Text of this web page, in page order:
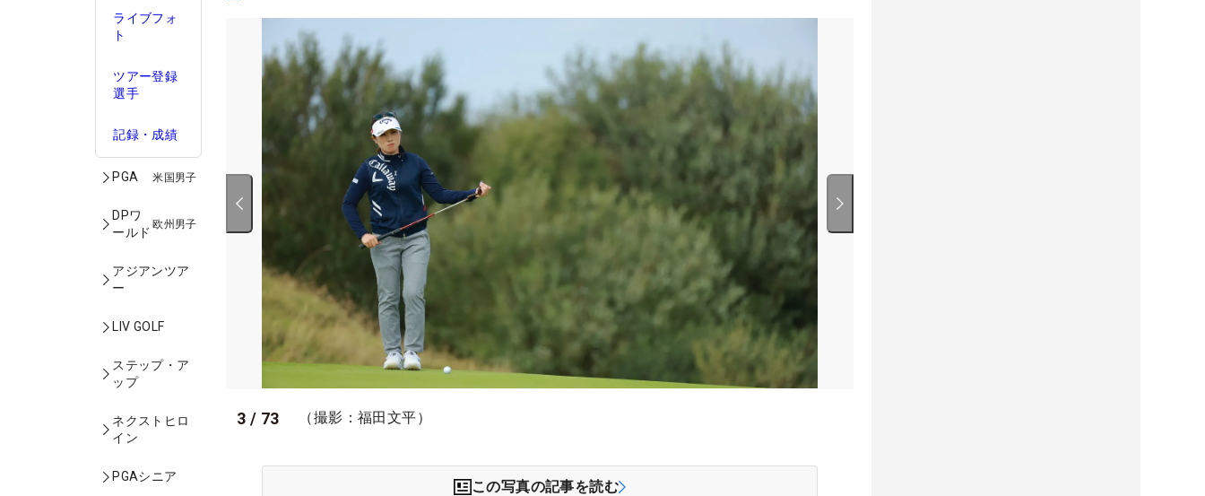
ライブフォ
ト
ツアー登録
選手
記録・成績
PGA 米国男子
DPワ
ールド
欧州男子
アジアンツア
ー
LIV GOLF
ステップ・ア
ップ
ネクストヒロ
イン
PGAシニア
3 / 73 （撮影：福田文平）
この写真の記事を読む